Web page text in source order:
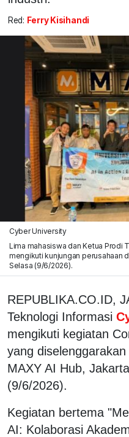
Red: Ferry Kisihandi
Cyber University
Lima mahasiswa dan Ketua Prodi
mengikuti kunjungan perusahaan
Selasa (9/6/2026).
REPUBLIKA.CO.ID,
Teknologi Informasi
mengikuti kegiatan
yang diselenggarakan
MAXY AI Hub,
(9/6/2026).
Kegiatan bertema
AI: Kolaborasi